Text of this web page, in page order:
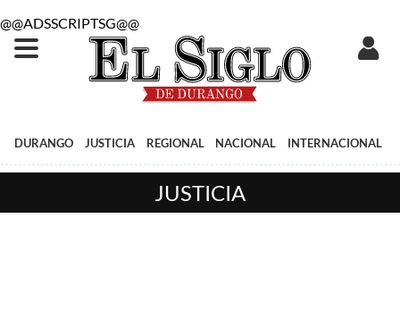
@@ADSSCRIPTSG@@
DURANGO JUSTICIA REGIONAL NACIONAL INTERNACIONAL
JUSTICIA